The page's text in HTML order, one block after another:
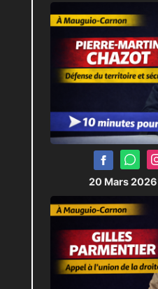
20 Mars 2026